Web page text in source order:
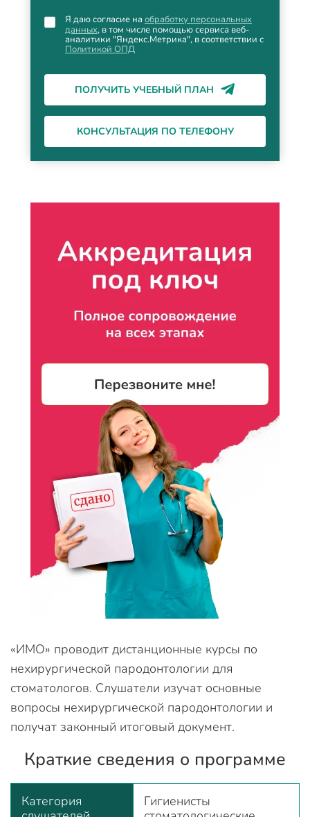
Я даю согласие на обработку персональных
данных, в том числе помощью сервиса веб-
аналитики "Яндекс.Метрика", в соответствии с
Политикой ОПД
ПОЛУЧИТЬ УЧЕБНЫЙ ПЛАН
КОНСУЛЬТАЦИЯ ПО ТЕЛЕФОНУ
«ИМО» проводит дистанционные курсы по
нехирургической пародонтологии для
стоматологов. Слушатели изучат основные
вопросы нехирургической пародонтологии и
получат законный итоговый документ.
Краткие сведения о программе
Категория
Гигиенисты